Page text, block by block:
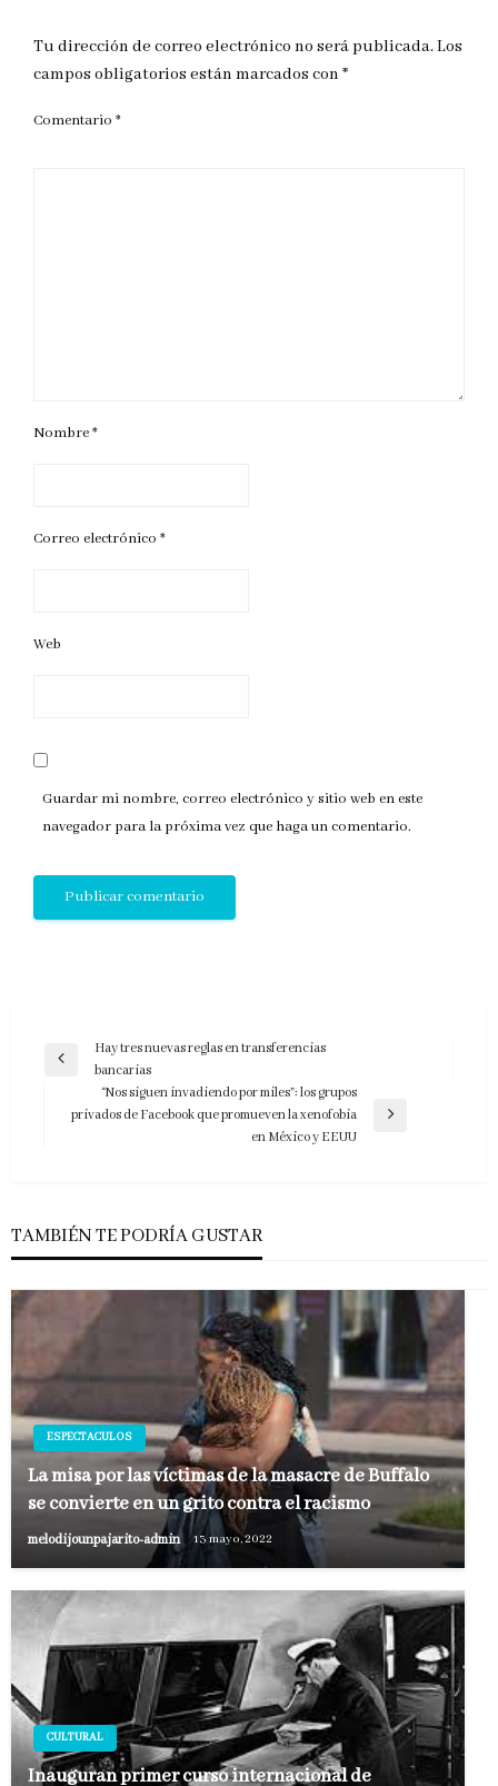
Tu dirección de correo electrónico no será publicada.Los
campos obligatorios están marcados con *
Comentario *
Nombre*
Correo electrónico *
Web
Guardar mi nombre, correo electrónico y sitio web en este
navegador para la próxima vez que haga un comentario.
Navegación
entradas
Hay tres nuevas reglas en transferencias
bancarias
Entrada
“Nos siguen invadiendo por miles”: los grupos
privados de Facebook que promueven la xenofobia
en México y EEUU
TAMBIÉN TE PODRÍA GUSTAR
ESPECTACULOS
La misa por las víctimas de la masacre de Buffalo
se convierte en un grito contra el racismo
melodijounpajarito-admin 13 mayo, 2022
CULTURAL
Inauguran primer curso internacional de